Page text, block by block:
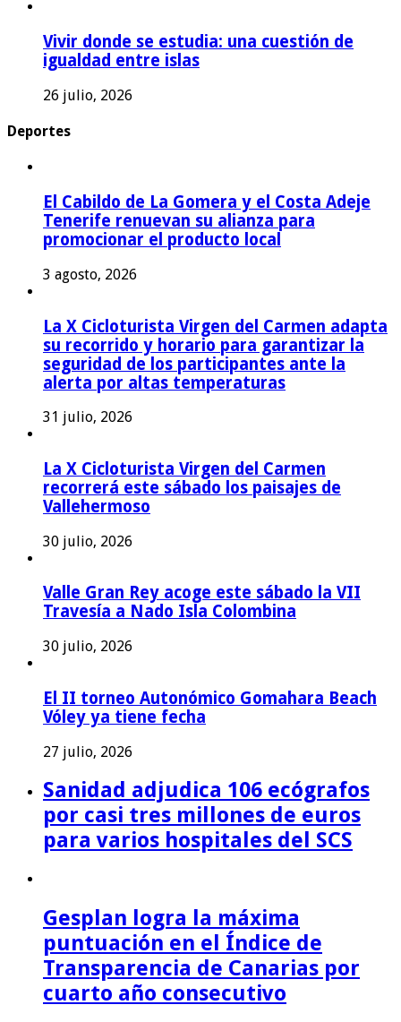
Vivir donde se estudia: una cuestión de
igualdad entre islas
26 julio, 2026
Deportes
El Cabildo de La Gomera y el Costa Adeje
Tenerife renuevan su alianza para
promocionar el producto local
3 agosto, 2026
La X Cicloturista Virgen del Carmen adapta
su recorrido y horario para garantizar la
seguridad de los participantes ante la
alerta por altas temperaturas
31 julio, 2026
La X Cicloturista Virgen del Carmen
recorrerá este sábado los paisajes de
Vallehermoso
30 julio, 2026
Valle Gran Rey acoge este sábado la VII
Travesía a Nado Isla Colombina
30 julio, 2026
El II torneo Autonómico Gomahara Beach
Vóley ya tiene fecha
27 julio, 2026
Sanidad adjudica 106 ecógrafos
por casi tres millones de euros
para varios hospitales del SCS
Gesplan logra la máxima
puntuación en el Índice de
Transparencia de Canarias por
cuarto año consecutivo